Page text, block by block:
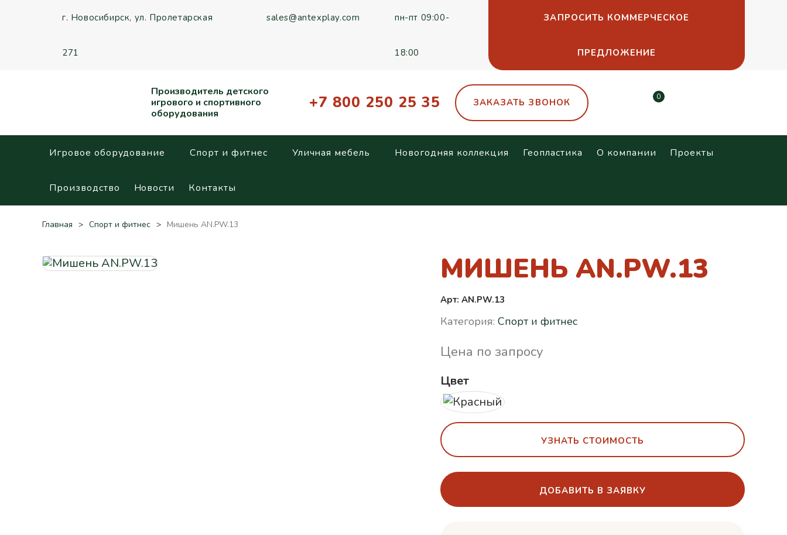
г. Новосибирск, ул. Пролетарская
271
sales@antexplay.com пн-пт 09:00-
18:00
ЗАПРОСИТЬ КОММЕРЧЕСКОЕ
ПРЕДЛОЖЕНИЕ
Производитель детского
игрового и спортивного
оборудования
+7 800 250 25 35 ЗАКАЗАТЬ ЗВОНОК 0
Игровое оборудование Спорт и фитнес Уличная мебель Новогодняя коллекция Геопластика О компании Проекты
Производство Новости Контакты
Главная Спорт и фитнес Мишень AN.PW.13
МИШЕНЬ AN.PW.13
Арт: AN.PW.13
Категория: Спорт и фитнес
Цена по запросу
Цвет
УЗНАТЬ СТОИМОСТЬ
ДОБАВИТЬ В ЗАЯВКУ